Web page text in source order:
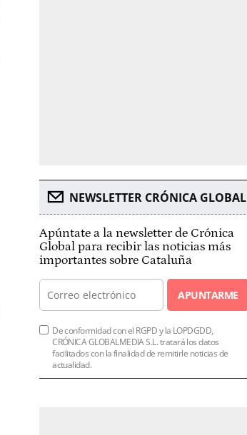
NEWSLETTER CRÓNICA GLOBAL
Apúntate a la newsletter de Crónica
Global para recibir las noticias más
importantes sobre Cataluña
APUNTARME
De conformidad con el RGPD y la LOPDGDD,
CRÓNICA GLOBALMEDIA S.L. tratará los datos
facilitados con la finalidad de remitirle noticias de
actualidad.